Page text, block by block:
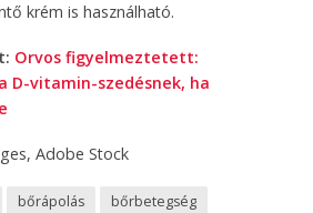
krém is használható.
Orvos figyelmeztetett:
D-vitamin-szedésnek, ha
Adobe Stock
bőrápolás
bőrbetegség